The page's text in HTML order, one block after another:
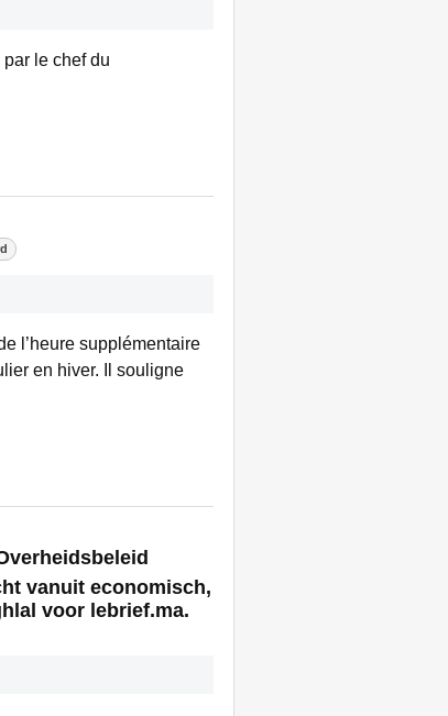
par le chef du
l’heure supplémentaire
en hiver. Il souligne
vanuit economisch,
voor lebrief.ma.